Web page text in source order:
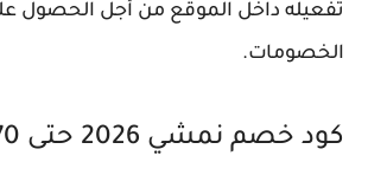
تفعيله داخل الموقع من أجل الحصول
الخصومات.